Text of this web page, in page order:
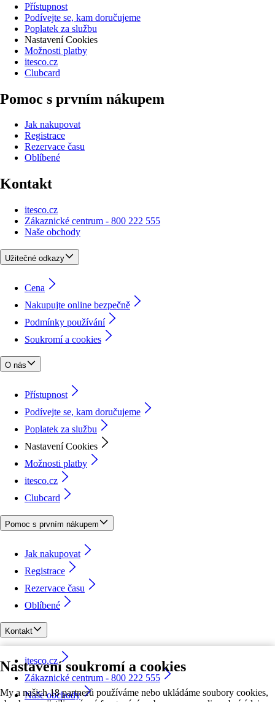
Nastavení soukromí a cookies
My a našich 18 partnerů používáme nebo ukládáme soubory cookies,
Přístupnost
Podívejte se, kam doručujeme
Poplatek za službu
Nastavení Cookies
Možnosti platby
itesco.cz
Clubcard
Pomoc s prvním nákupem
Jak nakupovat
Registrace
Rezervace času
Oblíbené
Kontakt
itesco.cz
Zákaznické centrum - 800 222 555
Naše obchody
Užitečné odkazy
Cena
Nakupujte online bezpečně
Podmínky používání
Soukromí a cookies
O nás
Přístupnost
Podívejte se, kam doručujeme
Poplatek za službu
Nastavení Cookies
Možnosti platby
itesco.cz
Clubcard
Pomoc s prvním nákupem
Jak nakupovat
Registrace
Rezervace času
Oblíbené
Kontakt
itesco.cz
Zákaznické centrum - 800 222 555
Naše obchody